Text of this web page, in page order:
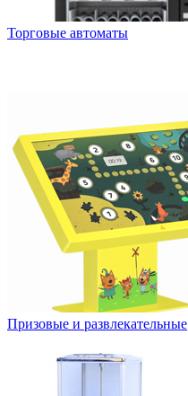
Торговые автоматы
Призовые и развлекательные